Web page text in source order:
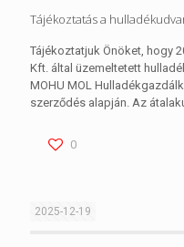
Tájékoztatás a
Tájékoztatjuk Önöket, hogy
Kft. által üzemeltetett
MOHU MOL
szerződés alapján. Az
0
2025-12-19